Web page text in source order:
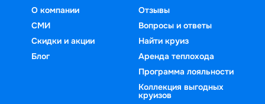
О компании
СМИ
Скидки и акции
Блог
Отзывы
Вопросы и ответы
Найти круиз
Аренда теплохода
Программа лояльности
Коллекция выгодных
круизов